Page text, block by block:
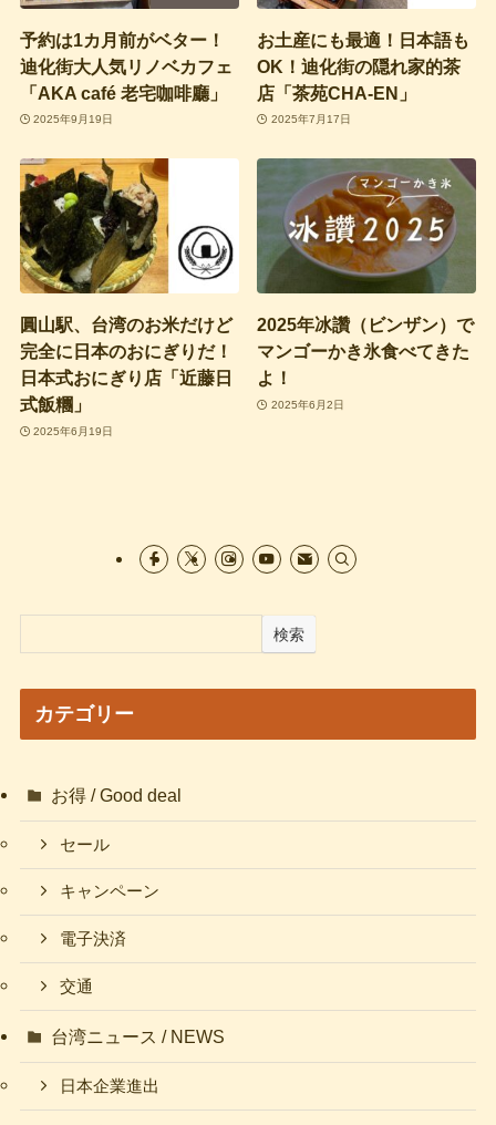
予約は1カ月前がベター！
迪化街大人気リノベカフェ
「AKA café 老宅咖啡廳」
2025年9月19日
お土産にも最適！日本語も
OK！迪化街の隠れ家的茶
店「茶苑CHA-EN」
2025年7月17日
圓山駅、台湾のお米だけど
完全に日本のおにぎりだ！
日本式おにぎり店「近藤日
式飯糰」
2025年6月19日
2025年冰讚（ビンザン）で
マンゴーかき氷食べてきた
よ！
2025年6月2日
検索
カテゴリー
お得 / Good deal
セール
キャンペーン
電子決済
交通
台湾ニュース / NEWS
日本企業進出